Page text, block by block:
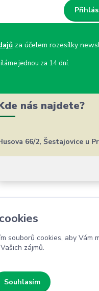
za účelem rozesílky
jednou za 14 dní.
nás najdete?
66/2, Šestajovice u
souborů cookies, aby Vám
zájmů.
Souhlasím